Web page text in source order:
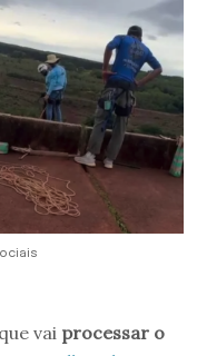
vai processar o